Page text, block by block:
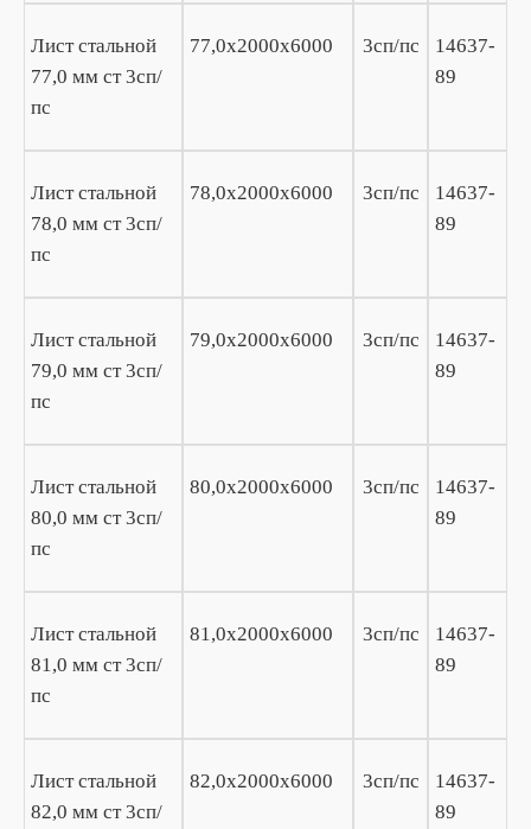
Лист стальной
77,0 мм ст 3сп/
пс
77,0х2000х6000 3сп/пс
14637-
89
Лист стальной
78,0 мм ст 3сп/
пс
78,0х2000х6000 3сп/пс
14637-
89
Лист стальной
79,0 мм ст 3сп/
пс
79,0х2000х6000 3сп/пс
14637-
89
Лист стальной
80,0 мм ст 3сп/
пс
80,0х2000х6000 3сп/пс
14637-
89
Лист стальной
81,0 мм ст 3сп/
пс
81,0х2000х6000 3сп/пс
14637-
89
Лист стальной
82,0 мм ст 3сп/
82,0х2000х6000 3сп/пс
14637-
89